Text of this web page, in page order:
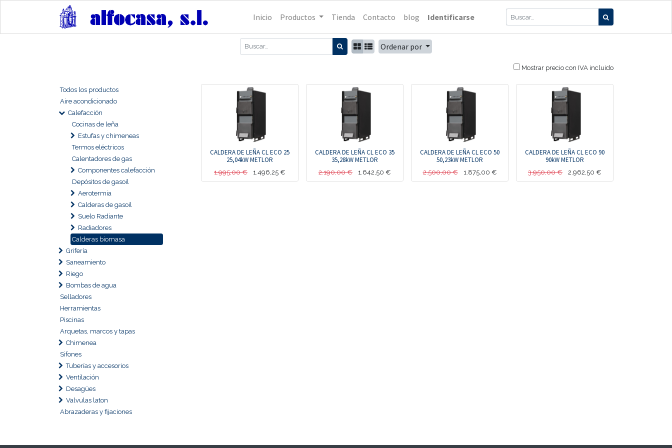
Inicio Productos Tienda Contacto blog Identificarse
Ordenar por
Mostrar precio con IVA incluido
Todos los productos
Aire acondicionado
Calefacción
Cocinas de leña
Estufas y chimeneas
Termos eléctricos
Calentadores de gas
Componentes calefacción
Depósitos de gasoil
Aerotermia
Calderas de gasoil
Suelo Radiante
Radiadores
Calderas biomasa
Grifería
Saneamiento
Riego
Bombas de agua
Selladores
Herramientas
Piscinas
Arquetas, marcos y tapas
Chimenea
Sifones
Tuberías y accesorios
Ventilación
Desagües
Valvulas laton
Abrazaderas y fijaciones
CALDERA DE LEÑA CL ECO 25
25,04kW METLOR
1.995,00€ 1.496,25 €
CALDERA DE LEÑA CL ECO 35
35,28kW METLOR
2.190,00€ 1.642,50 €
CALDERA DE LEÑA CL ECO 50
50,23kW METLOR
2.500,00€ 1.875,00 €
CALDERA DE LEÑA CL ECO 90
90kW METLOR
3.950,00€ 2.962,50 €